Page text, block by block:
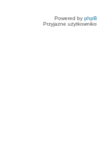
Powered by
Przyjazne